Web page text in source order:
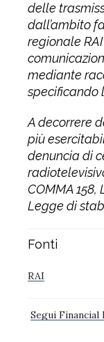
delle
dall’ambito
regionale
mediante
specificando
A decorrere
più
denuncia di
COMMA 158,
Legge di
Fonti
RAI
Segui Financial